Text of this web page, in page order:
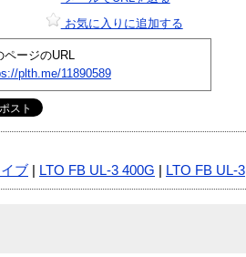
お気に入りに追加する
ページのURL
plth.me/11890589
ブ LTO FB UL-3 400G LTO FB UL-3